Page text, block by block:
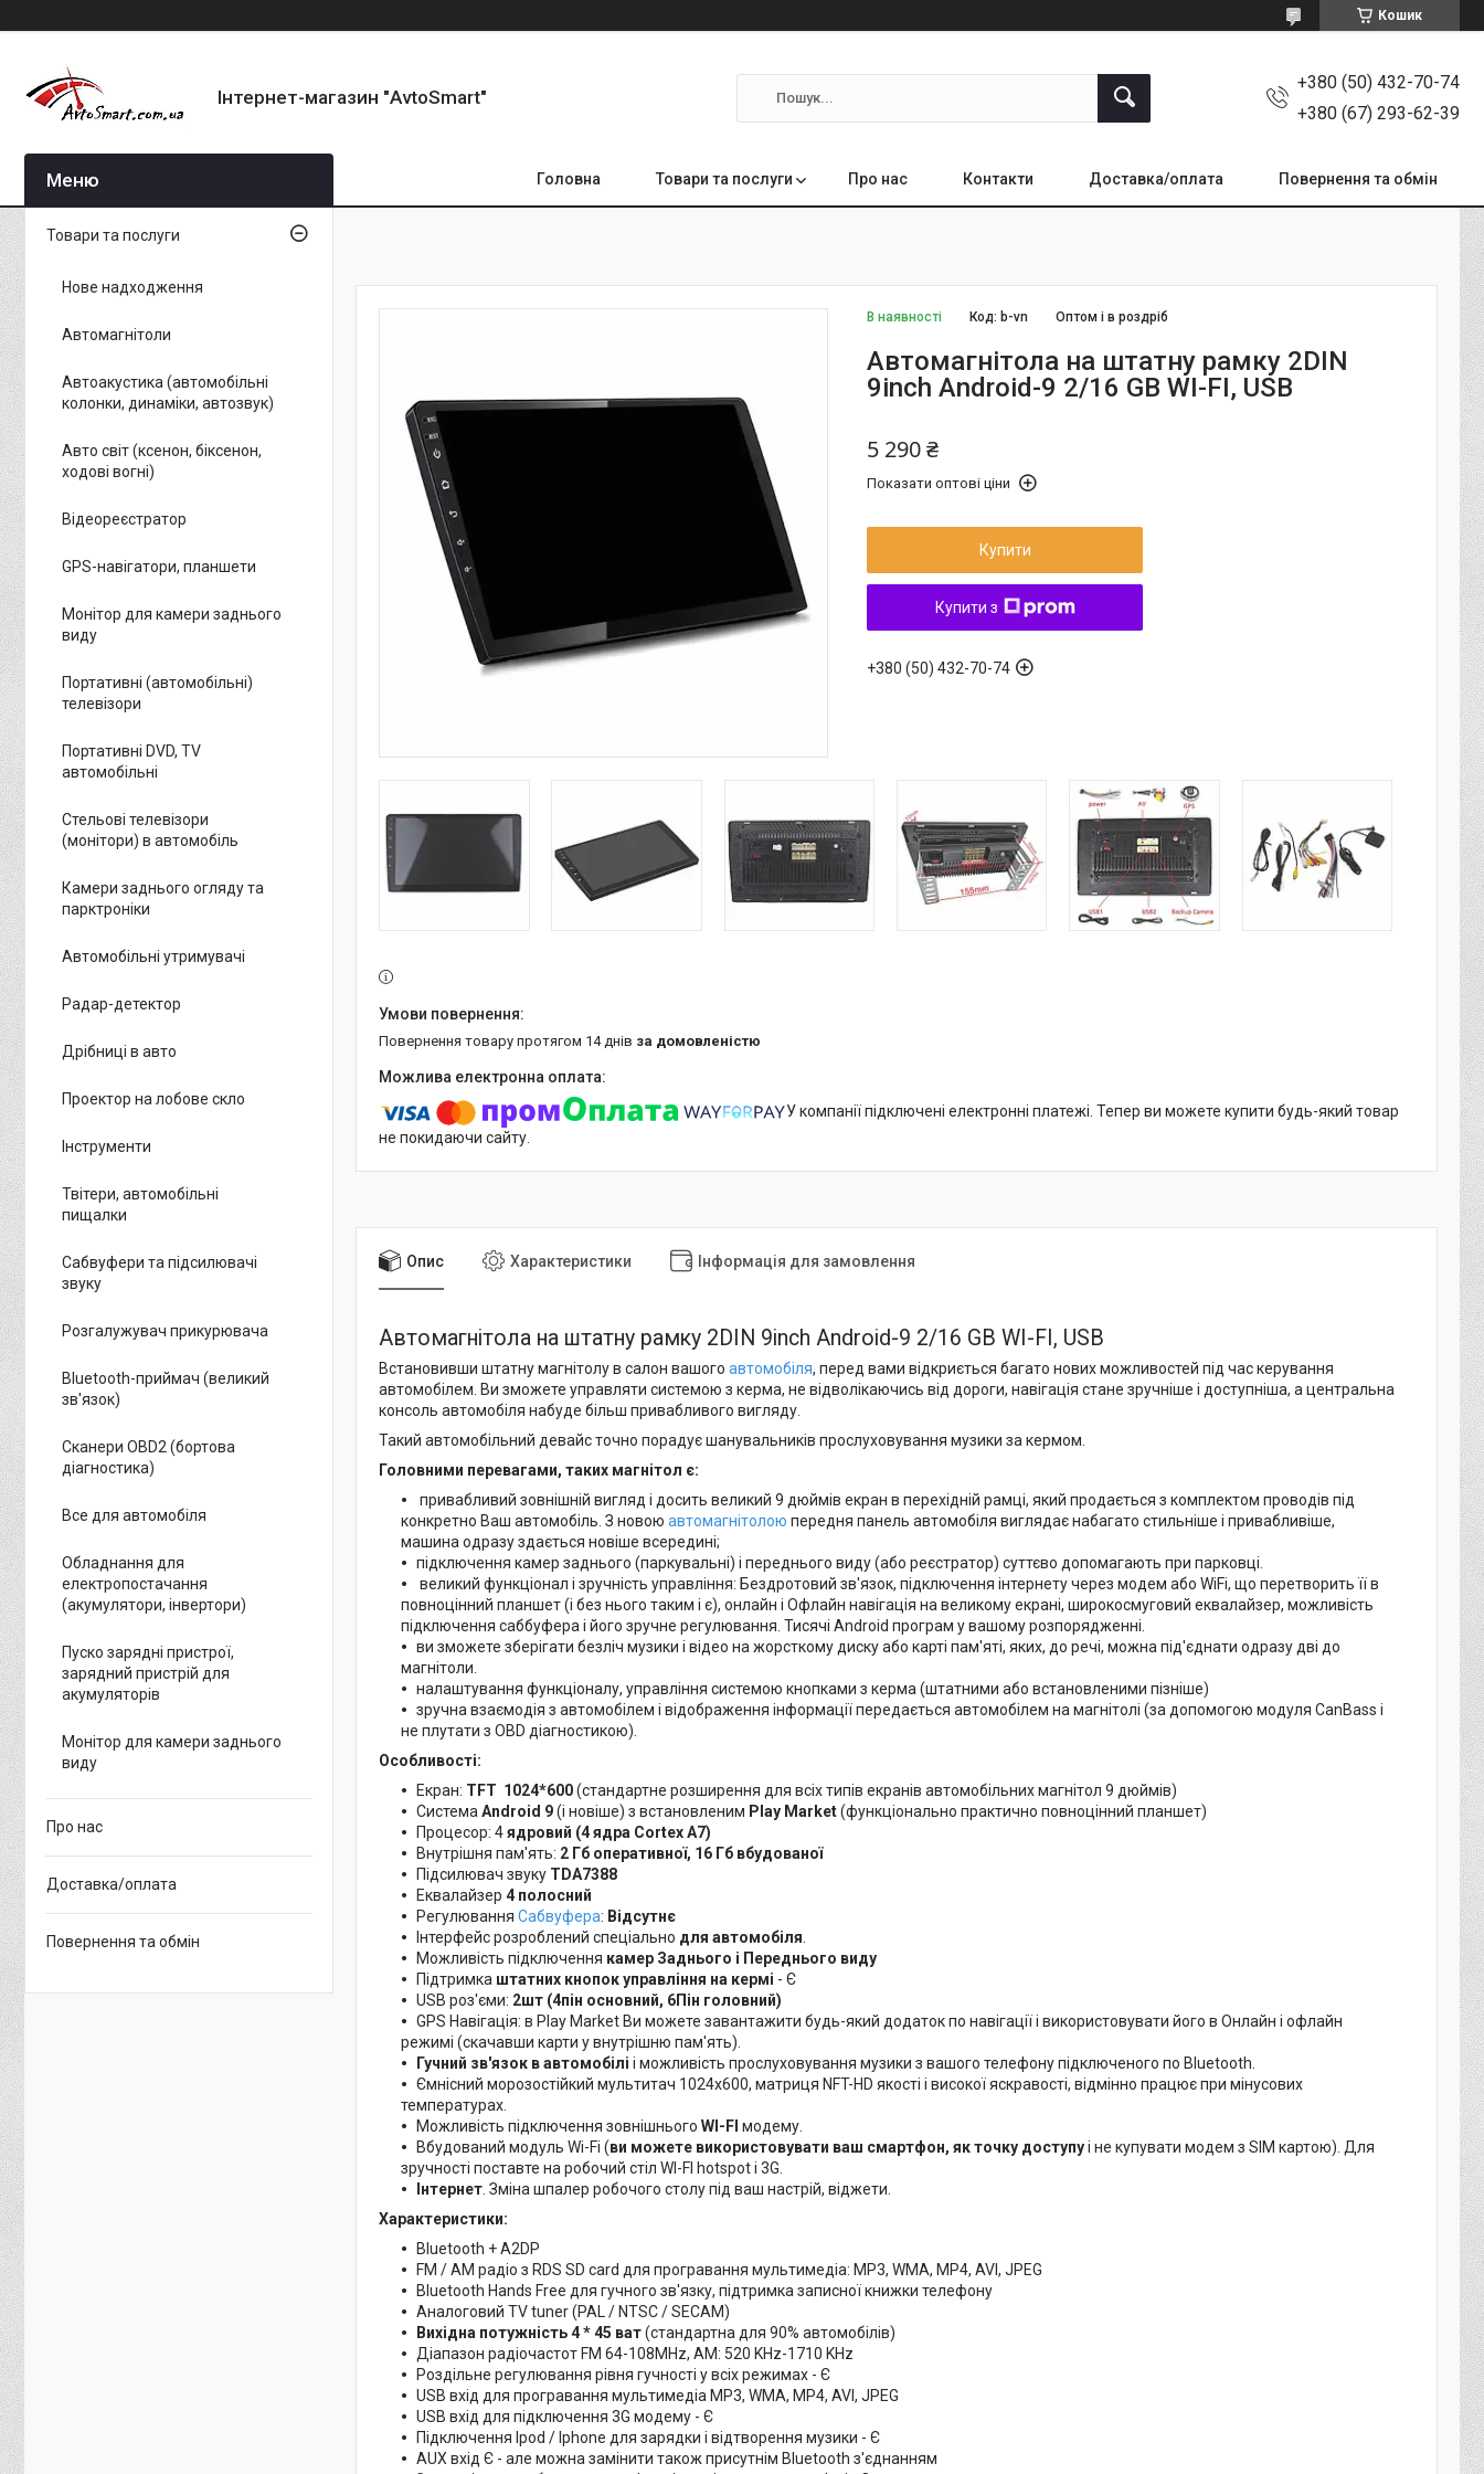
Кошик
Інтернет-магазин "AvtoSmart"
+380 (50) 432-70-74
+380 (67) 293-62-39
Головна Товари та послуги Про нас Контакти Доставка/оплата Повернення та обмін
В наявності Оптом і в роздріб
Код: b-vn
Автомагнітола на штатну рамку 2DIN
9inch Android-9 2/16 GB WI-FI, USB
5 290 ₴
Показати оптові ціни
Купити
Купити з
+380 (50) 432-70-74
повернення товару протягом 14 днів за домовленістю
У компанії підключені електронні платежі. Тепер ви можете купити будь-який товар
не покидаючи сайту.
Опис Характеристики Інформація для замовлення
Автомагнітола на штатну рамку 2DIN 9inch Android-9 2/16 GB WI-FI, USB
Встановивши штатну магнітолу в салон вашого автомобіля, перед вами відкриється багато нових можливостей під час керування
автомобілем. Ви зможете управляти системою з керма, не відволікаючись від дороги, навігація стане зручніше і доступніша, а центральна
консоль автомобіля набуде більш привабливого вигляду.
Такий автомобільний девайс точно порадує шанувальників прослуховування музики за кермом.
Головними перевагами, таких магнітол є:
привабливий зовнішній вигляд і досить великий 9 дюймів екран в перехідній рамці, який продається з комплектом проводів під
конкретно Ваш автомобіль. З новою автомагнітолою передня панель автомобіля виглядає набагато стильніше і привабливіше,
машина одразу здається новіше всередині;
підключення камер заднього (паркувальні) і переднього виду (або реєстратор) суттєво допомагають при парковці.
великий функціонал і зручність управління: Бездротовий зв'язок, підключення інтернету через модем або WiFi, що перетворить її в
повноцінний планшет (і без нього таким і є), онлайн і Офлайн навігація на великому екрані, широкосмуговий еквалайзер, можливість
підключення саббуфера і його зручне регулювання. Тисячі Android програм у вашому розпорядженні.
ви зможете зберігати безліч музики і відео на жорсткому диску або карті пам'яті, яких, до речі, можна під'єднати одразу дві до
магнітоли.
налаштування функціоналу, управління системою кнопками з керма (штатними або встановленими пізніше)
зручна взаємодія з автомобілем і відображення інформації передається автомобілем на магнітолі (за допомогою модуля CanBass і
не плутати з OBD діагностикою).
Особливості:
Екран: TFT 1024*600(стандартне розширення для всіх типів екранів автомобільних магнітол 9 дюймів)
Система Android 9(і новіше) з встановленим Play Market(функціонально практично повноцінний планшет)
Процесор: 4ядровий (4 ядра Cortex A7)
Внутрішня пам'ять: 2 Гб оперативної, 16 Гб вбудованої
Підсилювач звуку TDA7388
Еквалайзер 4 полосний
Регулювання Сабвуфера: Відсутнє
Інтерфейс розроблений спеціально для автомобіля
Можливість підключення камер Заднього і Переднього виду
Підтримка штатних кнопок управління на кермі - Є
USB роз'єми: 2шт (4пін основний, 6Пін головний)
GPS Навігація: в Play Market Ви можете завантажити будь-який додаток по навігації і використовувати його в Онлайн і офлайн
режимі (скачавши карти у внутрішню пам'ять).
Гучний зв'язок в автомобілі і можливість прослуховування музики з вашого телефону підключеного по Вluetooth.
Ємнісний морозостійкий мультитач 1024х600, матриця NFT-HD якості і високої яскравості, відмінно працює при мінусових
температурах.
Можливість підключення зовнішнього WI-FI модему.
Вбудований модуль Wi-Fi (ви можете використовувати ваш смартфон, як точку доступуі не купувати модем з SIM картою). Для
зручності поставте на робочий стіл WI-FI hotspot і 3G.
Інтернет . Зміна шпалер робочого столу під ваш настрій, віджети.
Характеристики:
Вluetooth + A2DP
FM / AM радіо з RDS SD card для програвання мультимедіа: MP3, WMA, MP4, AVI, JPEG
Bluetooth Hands Free для гучного зв'язку, підтримка записної книжки телефону
Аналоговий TV tuner (PAL / NTSC / SECAM)
Вихідна потужність 4 * 45 ват(стандартна для 90% автомобілів)
Діапазон радіочастот FM 64-108MHz, AM: 520 KHz-1710 KHz
Роздільне регулювання рівня гучності у всіх режимах - Є
USB вхід для програвання мультимедіа MP3, WMA, MP4, AVI, JPEG
USB вхід для підключення 3G модему - Є
Підключення Ipod / Iphone для зарядки і відтворення музики - Є
AUX вхід Є - але можна замінити також присутнім Bluetooth з'єднанням
Товари та послуги
Нове надходження
Автомагнітоли
Автоакустика (автомобільні
колонки, динаміки, автозвук)
Авто світ (ксенон, біксенон,
ходові вогні)
Відеореєстратор
GPS-навігатори, планшети
Монітор для камери заднього
виду
Портативні (автомобільні)
телевізори
Портативні DVD, TV
автомобільні
Стельові телевізори
(монітори) в автомобіль
Камери заднього огляду та
парктроніки
Автомобільні утримувачі
Радар-детектор
Дрібниці в авто
Проектор на лобове скло
Інструменти
Твітери, автомобільні
пищалки
Сабвуфери та підсилювачі
звуку
Розгалужувач прикурювача
Bluetooth-приймач (великий
зв'язок)
Сканери OBD2 (бортова
діагностика)
Все для автомобіля
Обладнання для
електропостачання
(акумулятори, інвертори)
Пуско зарядні пристрої,
зарядний пристрій для
акумуляторів
Монітор для камери заднього
виду
Про нас
Доставка/оплата
Повернення та обмін